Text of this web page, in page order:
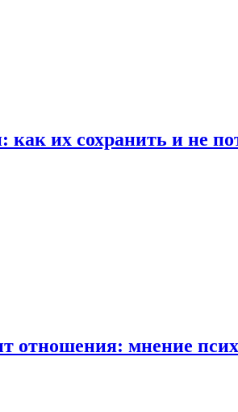
как их сохранить и не
отношения: мнение